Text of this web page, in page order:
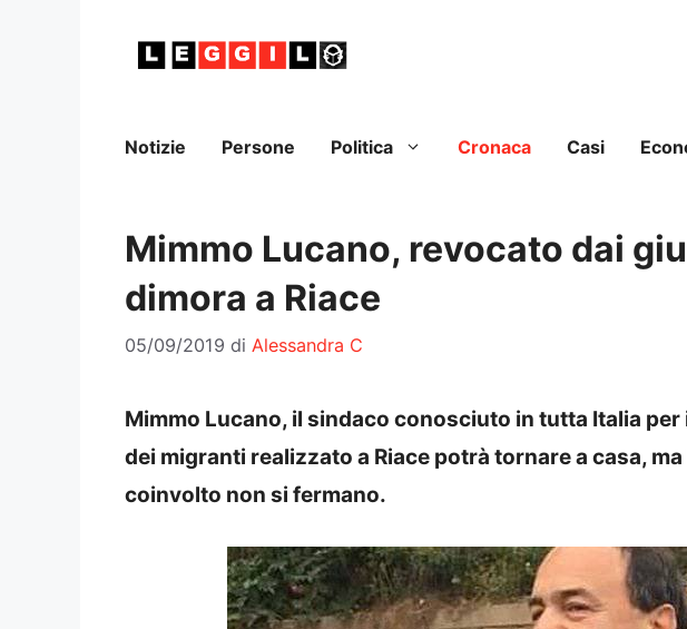
Notizie Persone Politica Cronaca Casi
Mimmo Lucano, revocato dai
dimora a Riace
05/09/2019 di Alessandra C
Mimmo Lucano, il sindaco conosciuto in tutta Italia per
dei migranti realizzato a Riace potrà tornare a casa,
coinvolto non si fermano.